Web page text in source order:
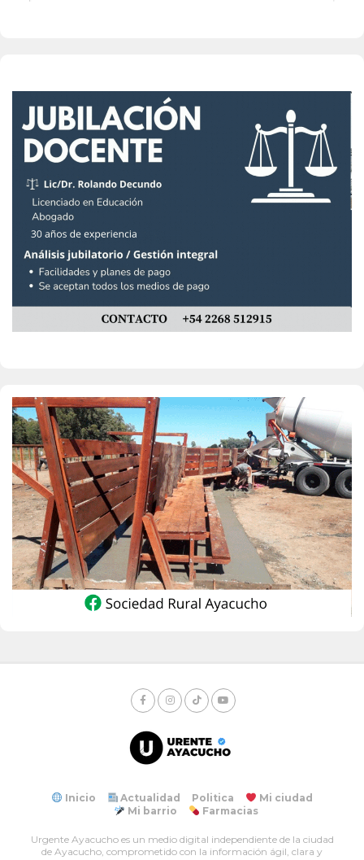
Inicio Actualidad Politica
Mi ciudad
Mi barrio
Farmacias
Urgente Ayacucho es un medio digital independiente de la ciudad
de Ayacucho, comprometido con la información ágil, clara y